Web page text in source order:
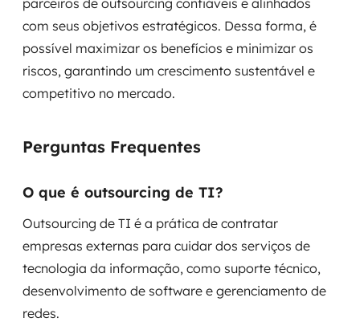
parceiros de outsourcing confiáveis e alinhados
com seus objetivos estratégicos. Dessa forma, é
possível maximizar os benefícios e minimizar os
riscos, garantindo um crescimento sustentável e
competitivo no mercado.
Perguntas Frequentes
O que é outsourcing de TI?
Outsourcing de TI é a prática de contratar
empresas externas para cuidar dos serviços de
tecnologia da informação, como suporte técnico,
desenvolvimento de software e gerenciamento de
redes.